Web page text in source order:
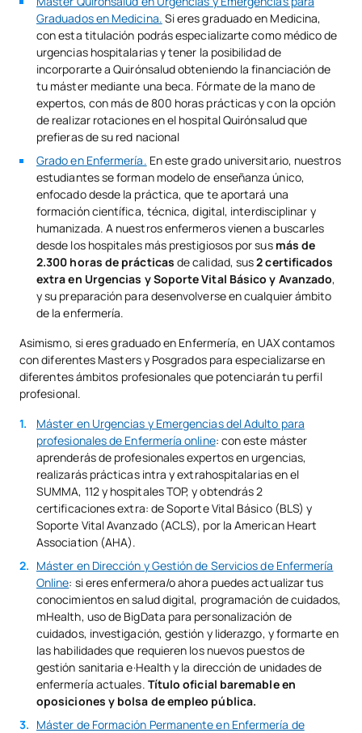
Graduados en Medicina. Si eres graduado en Medicina,
con esta titulación podrás especializarte como médico de
urgencias hospitalarias y tener la posibilidad de
incorporarte a Quirónsalud obteniendo la financiación de
tu máster mediante una beca. Fórmate de la mano de
expertos, con más de 800 horas prácticas y con la opción
de realizar rotaciones en el hospital Quirónsalud que
prefieras de su red nacional
Grado en Enfermería. En este grado universitario, nuestros
estudiantes se forman modelo de enseñanza único,
enfocado desde la práctica, que te aportará una
formación científica, técnica, digital, interdisciplinar y
humanizada. A nuestros enfermeros vienen a buscarles
desde los hospitales más prestigiosos por sus más de
2.300 horas de prácticas de calidad, sus2 certificados
extra en Urgencias y Soporte Vital Básico y Avanzado,
y su preparación para desenvolverse en cualquier ámbito
de la enfermería.
Asimismo, si eres graduado en Enfermería, en UAX contamos
con diferentes Masters y Posgrados para especializarse en
diferentes ámbitos profesionales que potenciarán tu perfil
profesional.
Máster en Urgencias y Emergencias del Adulto para
profesionales de Enfermería online: con este máster
aprenderás de profesionales expertos en urgencias,
realizarás prácticas intra y extrahospitalarias en el
SUMMA, 112 y hospitales TOP, y obtendrás 2
certificaciones extra: de Soporte Vital Básico (BLS) y
Soporte Vital Avanzado (ACLS), por la American Heart
Association (AHA).
Máster en Dirección y Gestión de Servicios de Enfermería
Online: si eres enfermera/o ahora puedes actualizar tus
conocimientos en salud digital, programación de cuidados,
mHealth, uso de BigData para personalización de
cuidados, investigación, gestión y liderazgo, y formarte en
las habilidades que requieren los nuevos puestos de
gestión sanitaria e·Health y la dirección de unidades de
enfermería actuales. Título oficial baremable en
oposiciones y bolsa de empleo pública.
Máster de Formación Permanente en Enfermería de